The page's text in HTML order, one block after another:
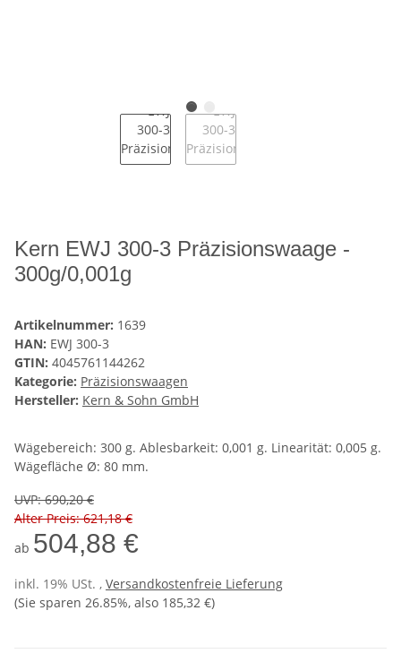
Kern EWJ 300-3 Präzisionswaage -
300g/0,001g
Artikelnummer: 1639
HAN: EWJ 300-3
GTIN: 4045761144262
Kategorie: Präzisionswaagen
Hersteller: Kern & Sohn GmbH
Wägebereich: 300 g. Ablesbarkeit: 0,001 g. Linearität: 0,005 g.
Wägefläche Ø: 80 mm.
UVP:690,20 €
Alter Preis: 621,18 €
ab 504,88 €
inkl. 19% USt. , Versandkostenfreie Lieferung
(Sie sparen 26.85%, also 185,32 €)